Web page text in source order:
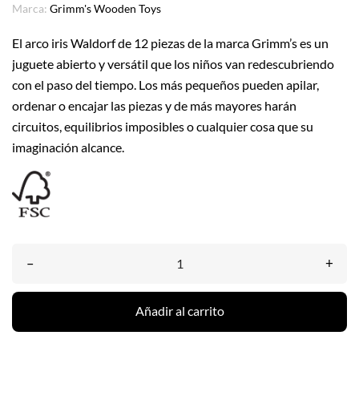
Marca: Grimm's Wooden Toys
El arco iris Waldorf de 12 piezas de la marca Grimm’s es un
juguete abierto y versátil que los niños van redescubriendo
con el paso del tiempo. Los más pequeños pueden apilar,
ordenar o encajar las piezas y de más mayores harán
circuitos, equilibrios imposibles o cualquier cosa que su
imaginación alcance.
– +
Añadir al carrito